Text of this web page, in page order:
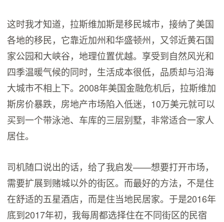
这时我才知道，拉斯维加斯是移民城市，接纳了美国
各地的移民，它靠近加州和华盛顿州，又邻近黄石国
家公园和大峡谷，地理位置优越。享受到自然风光和
四季温暖气候的同时，生活成本很低，品质却与沿海
大城市不相上下。2008年美国金融危机后，拉斯维加
斯房价暴跌，房地产市场陷入低迷，10万美元就可以
买到一个带泳池、车库的三层别墅，非常适合一家人
居住。
司机随口说出的话，给了我启发——想要打开市场，
需要扩展到赌城以外的街区。而最好的方法，不是住
在舒适的五星酒店，而是住当地民居家。于是2016年
底到2017年初，我每周都选择住在不同街区的民宿